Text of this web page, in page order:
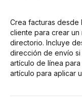
Crea facturas desde
cliente para crear
directorio. Incluye
dirección de envío
artículo de línea
artículo para aplicar